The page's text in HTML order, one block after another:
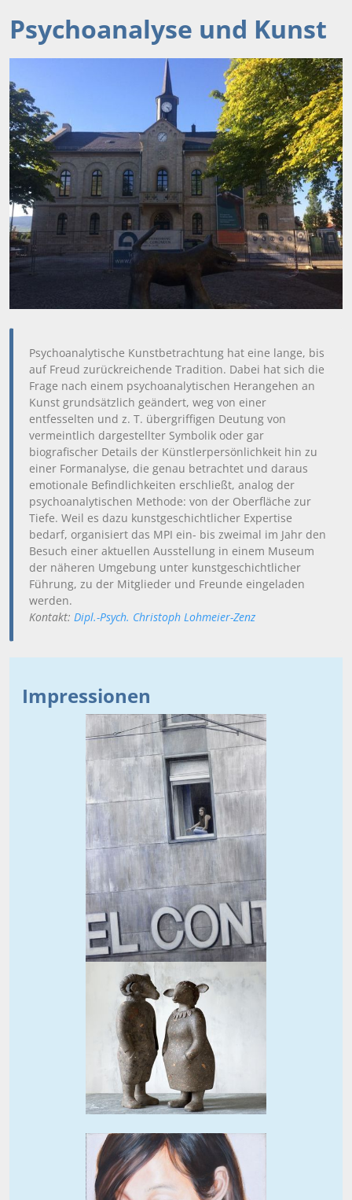
Psychoanalyse und Kunst
Psychoanalytische Kunstbetrachtung hat eine lange, bis
auf Freud zurückreichende Tradition. Dabei hat sich die
Frage nach einem psychoanalytischen Herangehen an
Kunst grundsätzlich geändert, weg von einer
entfesselten und z. T. übergriffigen Deutung von
vermeintlich dargestellter Symbolik oder gar
biografischer Details der Künstlerpersönlichkeit hin zu
einer Formanalyse, die genau betrachtet und daraus
emotionale Befindlichkeiten erschließt, analog der
psychoanalytischen Methode: von der Oberfläche zur
Tiefe. Weil es dazu kunstgeschichtlicher Expertise
bedarf, organisiert das MPI ein- bis zweimal im Jahr den
Besuch einer aktuellen Ausstellung in einem Museum
der näheren Umgebung unter kunstgeschichtlicher
Führung, zu der Mitglieder und Freunde eingeladen
werden.
Kontakt: Dipl.-Psych. Christoph Lohmeier-Zenz
Impressionen